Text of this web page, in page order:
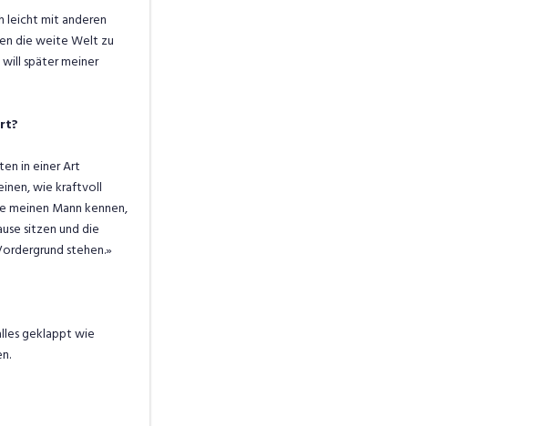
leicht mit anderen
die weite Welt zu
will später meiner
in einer Art
wie kraftvoll
meinen Mann kennen,
sitzen und die
stehen.»
geklappt wie